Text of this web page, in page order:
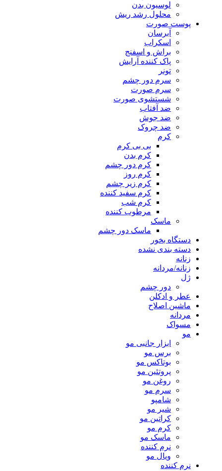
لوسیون بدن
محلول رشد ریش
پوست صورت
آبرسان
اسکراب
براش و اسفنج
پاک کننده آرایش
تونر
سرم دور چشم
سرم صورت
شستشوی صورت
ضد آفتاب
ضد جوش
ضد چروک
کرم
بی بی کرم
کرم بدن
کرم دور چشم
کرم روز
کرم زیر چشم
کرم سفید کننده
کرم شب
مرطوب کننده
ماسک
ماسک دور چشم
دستگاه بخور
دسته بندی نشده
زنانه
زنانه/مردانه
ژل
دور چشم
عطر و ادکلن
ماشین اصلاح
مردانه
مسواک
مو
ابزار جانبی مو
برس مو
بوتاکس مو
پروتئین مو
روغن مو
سرم مو
شامپو
شیر مو
کراتین مو
کرم مو
ماسک مو
نرم کننده
ویال مو
نرم کننده